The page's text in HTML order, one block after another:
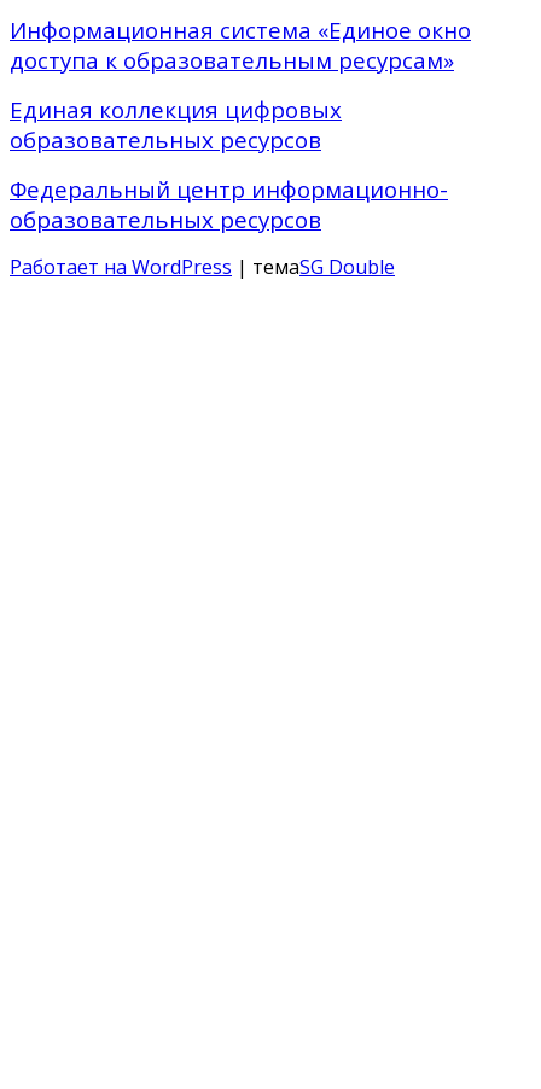
Информационная система «Единое окно
доступа к образовательным ресурсам»
Единая коллекция цифровых
образовательных ресурсов
Федеральный центр информационно-
образовательных ресурсов
Работает на WordPress | темаSG Double